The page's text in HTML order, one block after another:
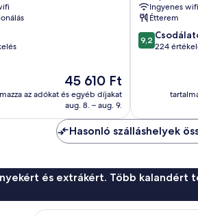
Az
ár
45 610 Ft
45 610 Ft
az adókat és egyéb díjakat
aug. 8. – aug. 9.
Ingyenes wifi
Étterem
9.2
ennyiből:
értékelés
9,2
224
Hasonló szálláshelyek
és extrákért. Több kalandért